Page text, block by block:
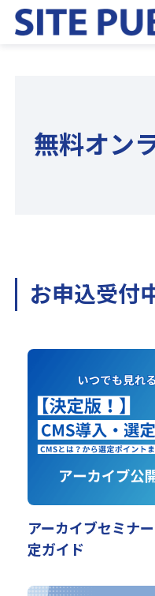
無料オン
お申込受付
アーカイブセミナ
定ガイド